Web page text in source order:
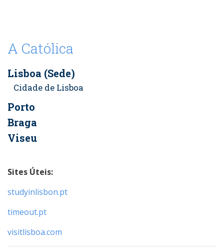
A Católica
Lisboa (Sede)
Cidade de Lisboa
Porto
Braga
Viseu
Sites Úteis:
studyinlisbon.pt
timeout.pt
visitlisboa.com